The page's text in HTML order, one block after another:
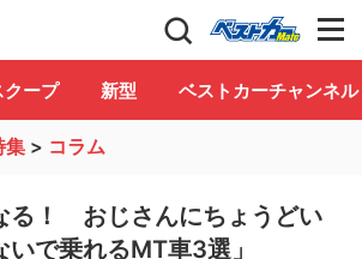
動車情報誌「ベストカー」 Club
クープ 新型 ベストカーチャンネル
集 > コラム
る！ おじさんにちょうどい
で乗れるMT車3選」